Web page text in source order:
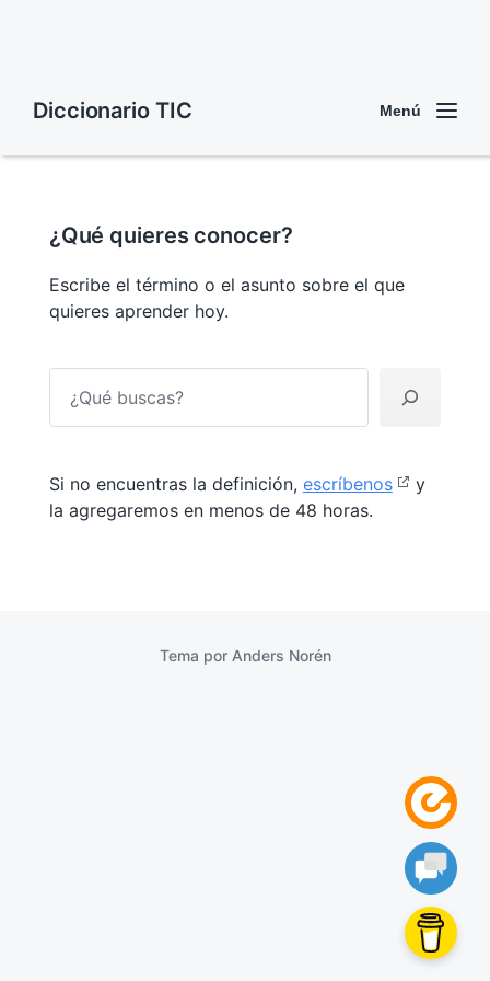
Diccionario TIC Menú
¿Qué quieres conocer?
Escribe el término o el asunto sobre el que
quieres aprender hoy.
c
Si no encuentras la definición, escríbenos
y
la agregaremos en menos de 48 horas.
Tema por Anders Norén